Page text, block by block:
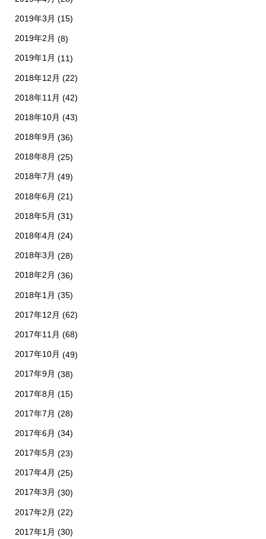
2019年3月 (15)
2019年2月 (8)
2019年1月 (11)
2018年12月 (22)
2018年11月 (42)
2018年10月 (43)
2018年9月 (36)
2018年8月 (25)
2018年7月 (49)
2018年6月 (21)
2018年5月 (31)
2018年4月 (24)
2018年3月 (28)
2018年2月 (36)
2018年1月 (35)
2017年12月 (62)
2017年11月 (68)
2017年10月 (49)
2017年9月 (38)
2017年8月 (15)
2017年7月 (28)
2017年6月 (34)
2017年5月 (23)
2017年4月 (25)
2017年3月 (30)
2017年2月 (22)
2017年1月 (30)